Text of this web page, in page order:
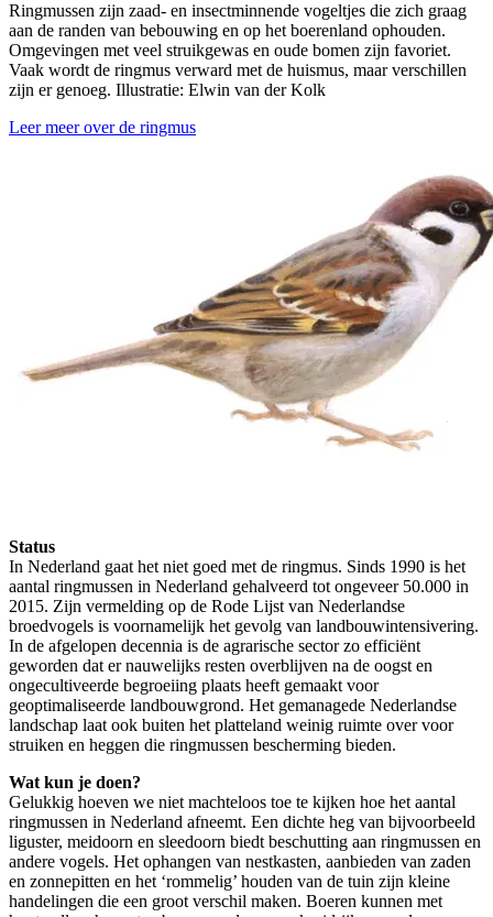
Ringmussen zijn zaad- en insectminnende vogeltjes die zich graag
aan de randen van bebouwing en op het boerenland ophouden.
Omgevingen met veel struikgewas en oude bomen zijn favoriet.
Vaak wordt de ringmus verward met de huismus, maar verschillen
zijn er genoeg. Illustratie: Elwin van der Kolk
Leer meer over de ringmus
Status
In Nederland gaat het niet goed met de ringmus. Sinds 1990 is het
aantal ringmussen in Nederland gehalveerd tot ongeveer 50.000 in
2015. Zijn vermelding op de Rode Lijst van Nederlandse
broedvogels is voornamelijk het gevolg van landbouwintensivering.
In de afgelopen decennia is de agrarische sector zo efficiënt
geworden dat er nauwelijks resten overblijven na de oogst en
ongecultiveerde begroeiing plaats heeft gemaakt voor
geoptimaliseerde landbouwgrond. Het gemanagede Nederlandse
landschap laat ook buiten het platteland weinig ruimte over voor
struiken en heggen die ringmussen bescherming bieden.
Wat kun je doen?
Gelukkig hoeven we niet machteloos toe te kijken hoe het aantal
ringmussen in Nederland afneemt. Een dichte heg van bijvoorbeeld
liguster, meidoorn en sleedoorn biedt beschutting aan ringmussen en
andere vogels. Het ophangen van nestkasten, aanbieden van zaden
en zonnepitten en het ‘rommelig’ houden van de tuin zijn kleine
handelingen die een groot verschil maken. Boeren kunnen met